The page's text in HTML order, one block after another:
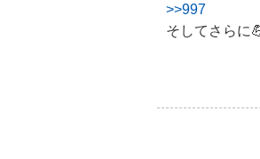
>>997
そしてさら